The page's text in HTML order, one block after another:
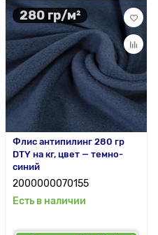
280 гр/м²
Флис антипилинг 280 гр
DTY на кг, цвет — темно-
синий
2000000070155
Есть в наличии